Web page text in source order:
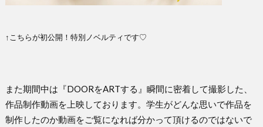
↑こちらが初公開！特別ノベルティです♡
また期間中は『DOORをARTする』瞬間に密着して撮影した、
作品制作動画を上映しております。学生がどんな思いで作品を
制作したのか動画をご覧になれば分かって頂けるのではないで